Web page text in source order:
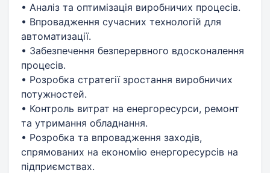
• Аналіз та оптимізація виробничих процесів.
• Впровадження сучасних технологій для
автоматизації.
• Забезпечення безперервного вдосконалення
процесів.
• Розробка стратегії зростання виробничих
потужностей.
• Контроль витрат на енергоресурси, ремонт
та утримання обладнання.
• Розробка та впровадження заходів,
спрямованих на економію енергоресурсів на
підприємствах.